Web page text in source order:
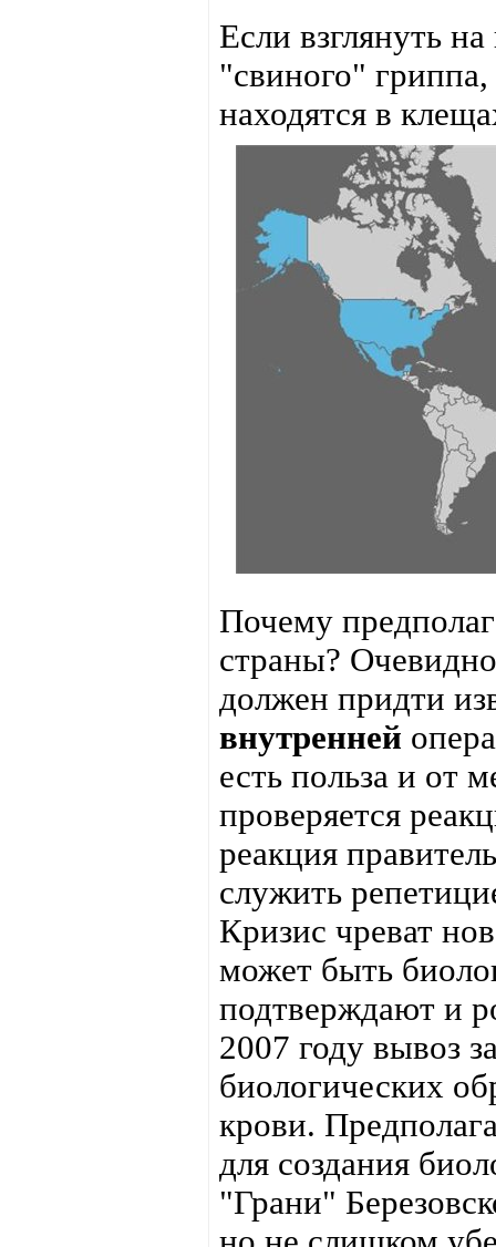
Если взглянуть
"свиного"
находятся в
Почему
страны?
должен придти
внутренней
есть польза и от
проверяется
реакция
служить
Кризис чреват
может быть
подтверждают и
2007 году вывоз
биологических
крови.
для создания
"Грани"